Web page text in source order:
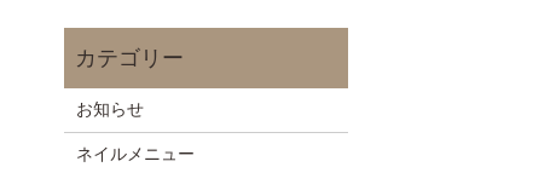
お知らせ
ネイルメニュー